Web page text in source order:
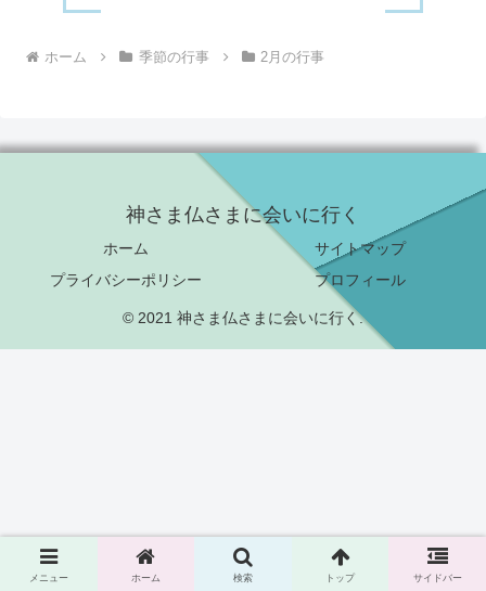
ホーム 季節の行事 2月の行事
神さま仏さまに会いに行く
ホーム
サイトマップ
プライバシーポリシー
プロフィール
© 2021 神さま仏さまに会いに行く.
メニュー ホーム 検索 トップ サイドバー